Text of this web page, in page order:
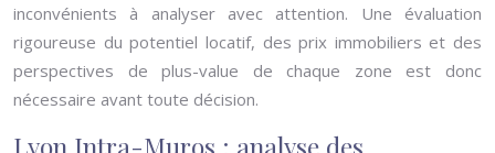
inconvénients à analyser avec attention. Une évaluation
rigoureuse du potentiel locatif, des prix immobiliers et des
perspectives de plus-value de chaque zone est donc
nécessaire avant toute décision.
Lyon Intra-Muros : analyse des